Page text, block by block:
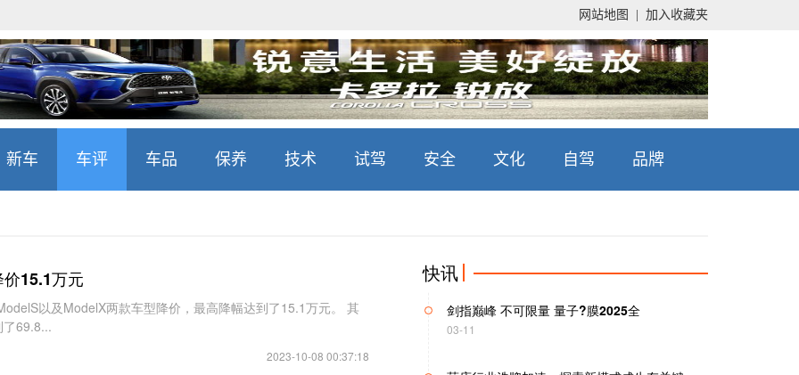
网站地图 加入收藏夹
新车 车评 车品 保养 技术 试驾 安全 文化 自驾 品牌
15.1万元
以及ModelX两款车型降价，最高降幅达到了15.1万元。 其
69.8...
2023-10-08 00:37:18
快讯
4499元起AMD发布新一代Radeo
03-11
03-11
剑指巅峰 不可限量 量子?膜2025全
药店行业洗牌加速，探索新模式成生存关键